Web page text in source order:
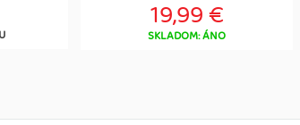
19,99 €
SKLADOM: ÁNO